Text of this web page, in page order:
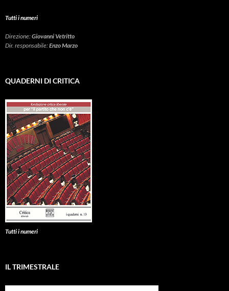
Tutti i numeri
Direzione:Giovanni Vetritto
Dir. responsabile:Enzo Marzo
QUADERNI DI CRITICA
Tutti i numeri
IL TRIMESTRALE